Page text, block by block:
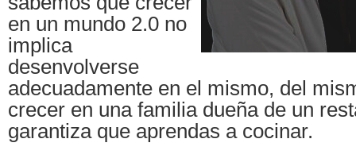
en un mundo 2.0 no
implica
desenvolverse
adecuadamente en el mismo, del
crecer en una familia dueña de un
garantiza que aprendas a cocinar.